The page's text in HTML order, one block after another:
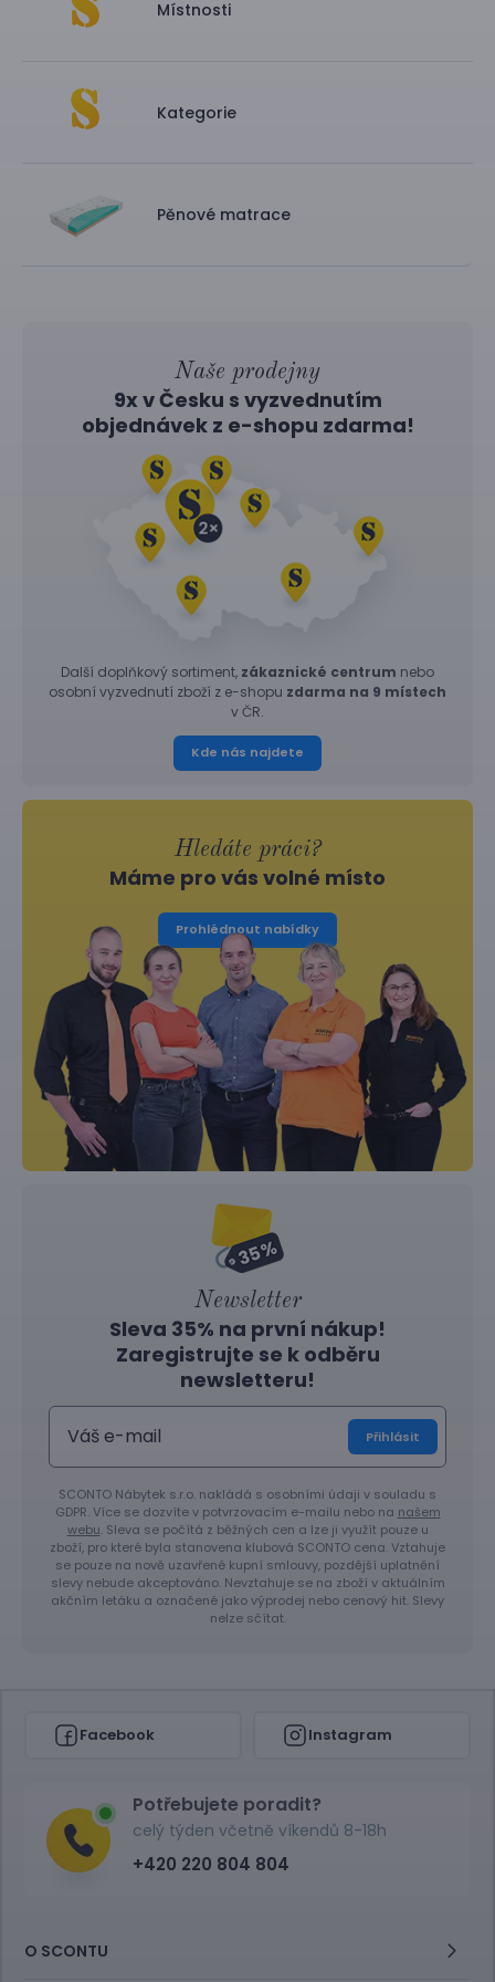
Místnosti
Kategorie
Pěnové matrace
Naše prodejny
9x v Česku s vyzvednutím
objednávek z e-shopu zdarma!
Další doplňkový sortiment, zákaznické centrum nebo
osobní vyzvednutí zboží z e-shopu zdarma na 9 místech
v ČR.
Kde nás najdete
Hledáte práci?
Máme pro vás volné místo
Prohlédnout nabídky
Newsletter
Sleva 35% na první nákup!
Zaregistrujte se k odběru
newsletteru!
Přihlásit
SCONTO Nábytek s.r.o. nakládá s osobními údaji v souladu s
GDPR. Více se dozvíte v potvrzovacím e-mailu nebo na našem
webu. Sleva se počítá z běžných cen a lze ji využít pouze u
zboží, pro které byla stanovena klubová SCONTO cena. Vztahuje
se pouze na nově uzavřené kupní smlouvy, pozdější uplatnění
slevy nebude akceptováno. Nevztahuje se na zboží v aktuálním
akčním letáku a označené jako výprodej nebo cenový hit. Slevy
nelze sčítat.
Facebook Instagram
Potřebujete poradit?
celý týden včetně víkendů 8-18h
+420 220 804 804
O SCONTU